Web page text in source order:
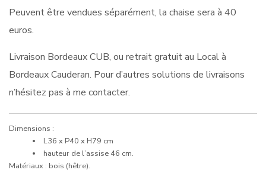
Peuvent être vendues séparément, la chaise sera à 40
euros.
Livraison Bordeaux CUB, ou retrait gratuit au Local à
Bordeaux Cauderan. Pour d’autres solutions de livraisons
n’hésitez pas à me contacter.
Dimensions :
L36 x P40 x H79 cm
hauteur de l’assise 46 cm.
Matériaux : bois (hêtre).